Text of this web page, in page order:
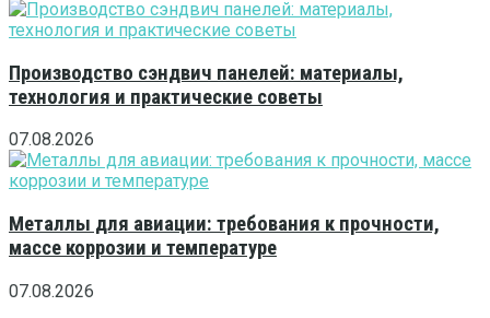
Производство сэндвич панелей: материалы,
технология и практические советы
07.08.2026
Металлы для авиации: требования к прочности,
массе коррозии и температуре
07.08.2026